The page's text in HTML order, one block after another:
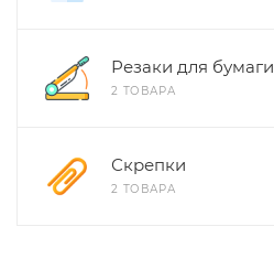
Резаки для бумаги
2 ТОВАРА
Скрепки
2 ТОВАРА